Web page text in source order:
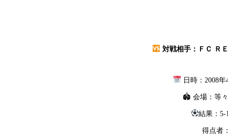
対戦相手：ＦＣ Ｒ
日時：2008
🏟 会場：等
結果：5-
得点者